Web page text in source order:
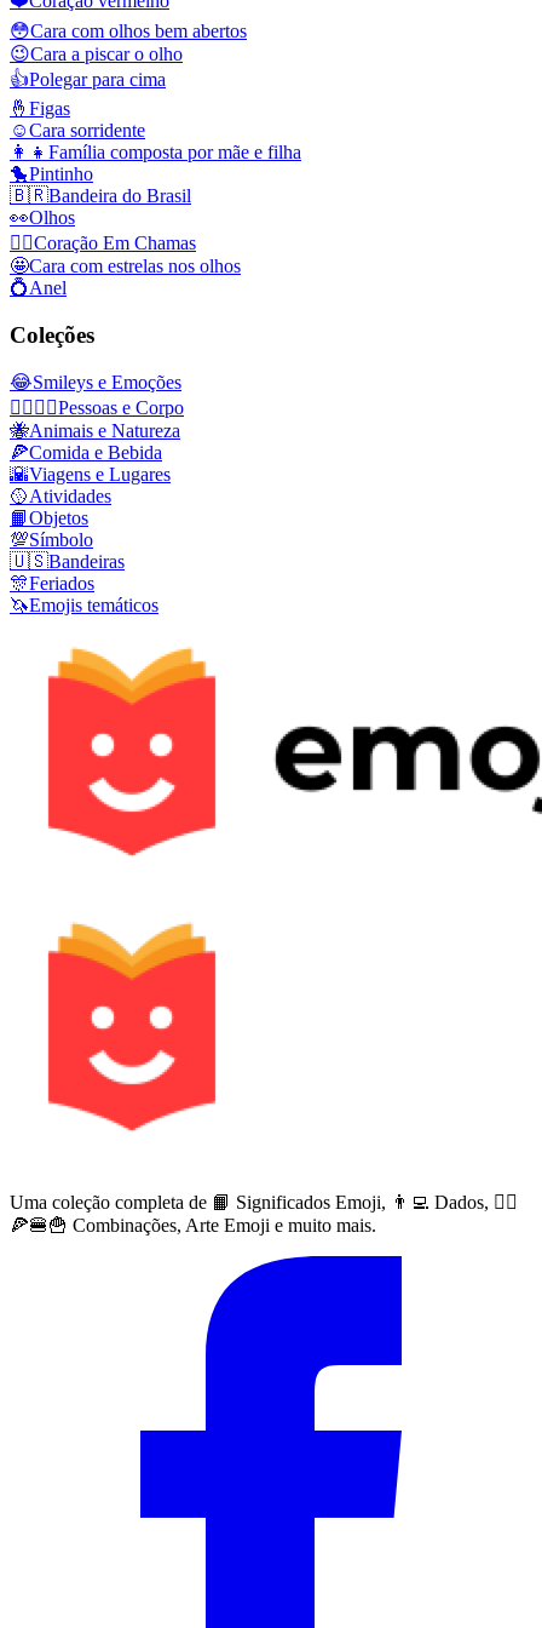
😳Cara com olhos bem abertos
😉Cara a piscar o olho
👍Polegar para cima
🤞 Figas
☺️Cara sorridente
👩‍👧 Família composta por mãe e filha
🐤Pintinho
🇧🇷Bandeira do Brasil
👀Olhos
❤️‍🔥Coração Em Chamas
🤩Cara com estrelas nos olhos
💍Anel
Coleções
😂Smileys e Emoções
👩‍❤️‍💋‍👨Pessoas e Corpo
🐝Animais e Natureza
🍕Comida e Bebida
🌇Viagens e Lugares
🥎Atividades
📙Objetos
💯Símbolo
🇺🇸Bandeiras
🎊Feriados
🦄Emojis temáticos
Uma coleção completa de 📙 Significados Emoji, 👨‍💻 Dados, 🙅‍♀️
🍕🍔🍟 Combinações, Arte Emoji e muito mais.